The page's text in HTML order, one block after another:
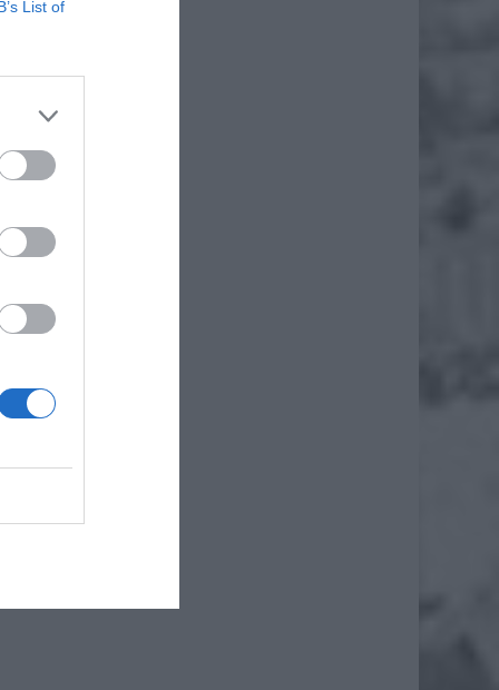
List of